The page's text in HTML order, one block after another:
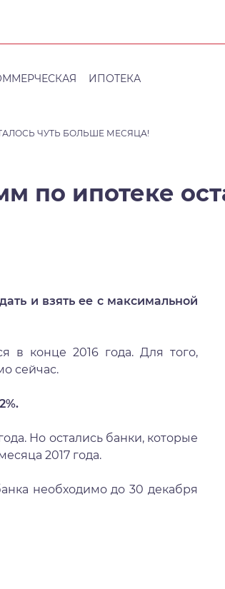
ИПОТЕКА
ЧУТЬ БОЛЬШЕ МЕСЯЦА!
по ипотеке
и взять ее с максимальной
в конце 2016 года. Для того,
сейчас.
Но остались банки, которые
2017 года.
необходимо до 30 декабря